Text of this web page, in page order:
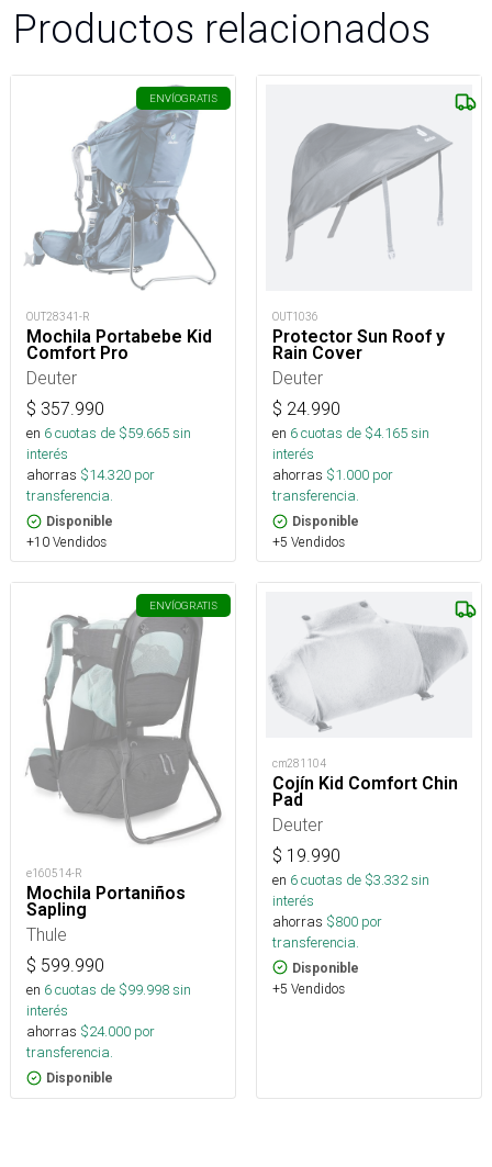
Productos relacionados
ENVÍOGRATIS
OUT28341-R
Mochila Portabebe Kid
Comfort Pro
Deuter
$ 357.990
en 6cuotas de $59.665sin
interés
ahorras $14.320 por
transferencia.
Disponible
+10 Vendidos
OUT1036
Protector Sun Roof y
Rain Cover
Deuter
$ 24.990
en 6cuotas de $4.165sin
interés
ahorras $1.000 por
transferencia.
Disponible
+5 Vendidos
ENVÍOGRATIS
e160514-R
Mochila Portaniños
Sapling
Thule
$ 599.990
en 6cuotas de $99.998sin
interés
ahorras $24.000 por
transferencia.
Disponible
cm281104
Cojín Kid Comfort Chin
Pad
Deuter
$ 19.990
en 6cuotas de $3.332sin
interés
ahorras $800 por
transferencia.
Disponible
+5 Vendidos